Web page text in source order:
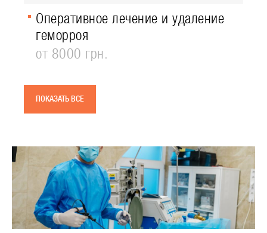
Оперативное лечение и удаление
геморроя
от 8000 грн.
ПОКАЗАТЬ ВСЕ